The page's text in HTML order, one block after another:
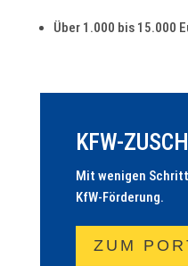
Über 1.000 bis 15.000
KFW-
Mit wenigen
KfW-Förderung.
ZUM